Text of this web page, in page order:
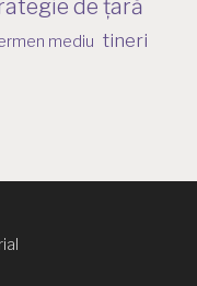
de țară
mediu tineri